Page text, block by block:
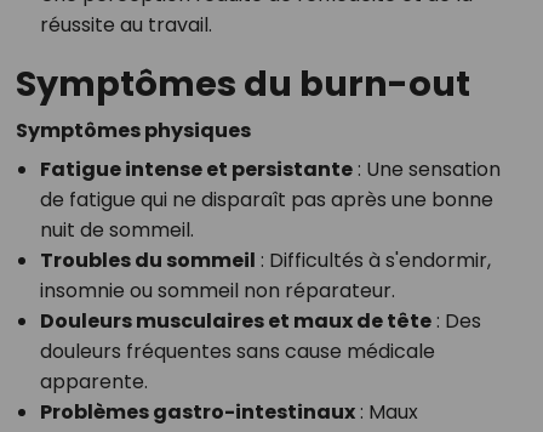
réussite au travail.
Symptômes du burn-out
Symptômes physiques
Fatigue intense et persistante: Une sensation
de fatigue qui ne disparaît pas après une bonne
nuit de sommeil.
Troubles du sommeil : Difficultés à s'endormir,
insomnie ou sommeil non réparateur.
Douleurs musculaires et maux de tête: Des
douleurs fréquentes sans cause médicale
apparente.
Problèmes gastro-intestinaux: Maux